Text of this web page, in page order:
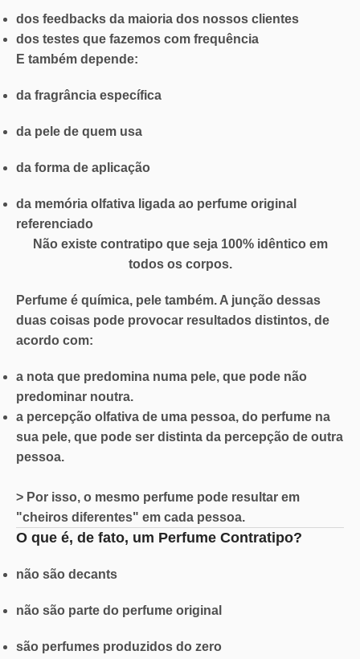
dos feedbacks da maioria dos nossos clientes
dos testes que fazemos com frequência
E também depende:
da fragrância específica
da pele de quem usa
da forma de aplicação
da memória olfativa ligada ao perfume original
referenciado
Não existe contratipo que seja 100% idêntico em
todos os corpos.
Perfume é química, pele também. A junção dessas
duas coisas pode provocar resultados distintos, de
acordo com:
a nota que predomina numa pele, que pode não
predominar noutra.
a percepção olfativa de uma pessoa, do perfume na
sua pele, que pode ser distinta da percepção de outra
pessoa.
> Por isso, o mesmo perfume pode resultar em
"cheiros diferentes" em cada pessoa.
O que é, de fato, um Perfume Contratipo?
não são decants
não são parte do perfume original
são perfumes produzidos do zero